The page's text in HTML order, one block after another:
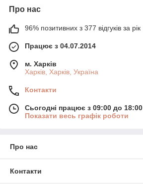
Про нас
96% позитивних з 377 відгуків за рік
Працює з 04.07.2014
м. Харків
Харків, Харків, Україна
Контакти
Сьогодні працює з 09:00 до 18:00
Показати весь графік роботи
Про нас
Контакти